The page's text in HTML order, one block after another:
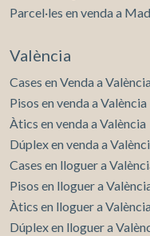
Parcel·les en venda a
València
Cases en Venda a València
Pisos en venda a València
Àtics en venda a València
Dúplex en venda a
Cases en lloguer a
Pisos en lloguer a
Àtics en lloguer a València
Dúplex en lloguer a